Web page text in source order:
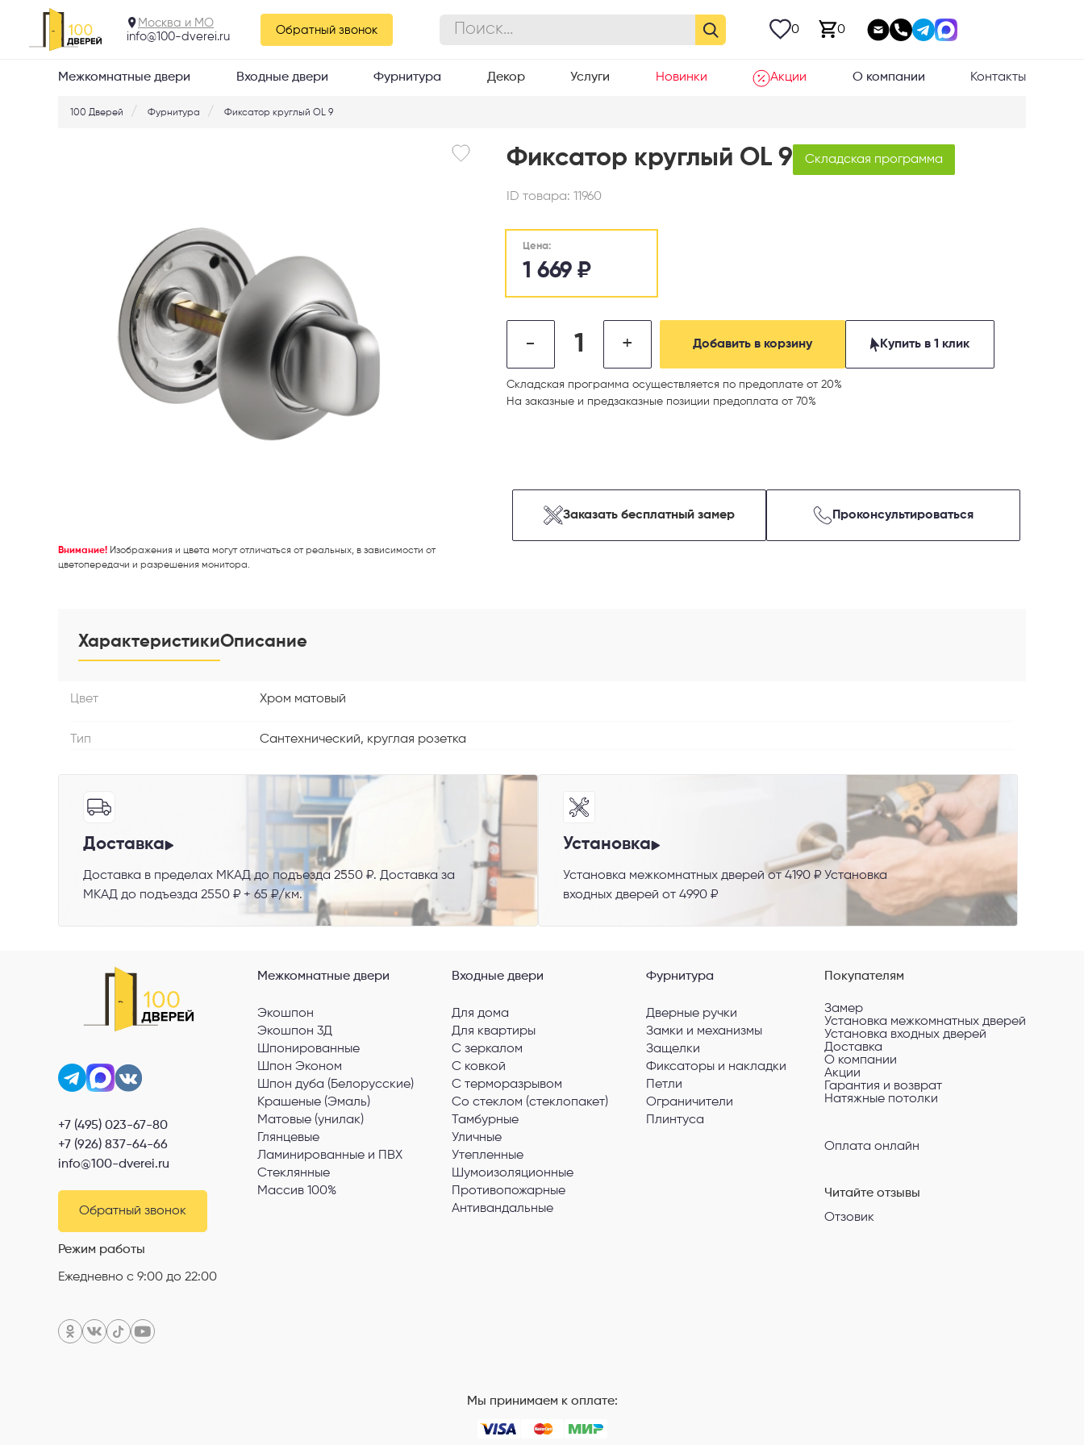
Москва и МО
info@100-dverei.ru
Обратный звонок 0 0
Межкомнатные двери Входные двери Фурнитура Декор Услуги Новинки Акции О компании Контакты
100 Дверей Фурнитура Фиксатор круглый OL 9
Внимание! Изображения и цвета могут отличаться от реальных, в зависимости от
цветопередачи и разрешения монитора.
Фиксатор круглый OL 9 Складская программа
ID товара: 11960
Цена:
1 669 ₽
- + Купить в 1 клик
Добавить в корзину
Складская программа осуществляется по предоплате от 20%
На заказные и предзаказные позиции предоплата от 70%
Заказать бесплатный замер Проконсультироваться
ХарактеристикиОписание
Цвет Хром матовый
Тип Сантехнический, круглая розетка
Доставка
Доставка в пределах МКАД до подъезда 2550 ₽. Доставка за
МКАД до подъезда 2550 ₽ + 65 ₽/км.
Установка
Установка межкомнатных дверей от 4190 ₽ Установка
входных дверей от 4990 ₽
+7 (495) 023-67-80
+7 (926) 837-64-66
info@100-dverei.ru
Обратный звонок
Режим работы
Ежедневно с 9:00 до 22:00
Межкомнатные двери
Экошпон
Экошпон 3Д
Шпонированные
Шпон Эконом
Шпон дуба (Белорусские)
Крашеные (Эмаль)
Матовые (унилак)
Глянцевые
Ламинированные и ПВХ
Стеклянные
Массив 100%
Входные двери
Для дома
Для квартиры
С зеркалом
С ковкой
С терморазрывом
Со стеклом (стеклопакет)
Тамбурные
Уличные
Утепленные
Шумоизоляционные
Противопожарные
Антивандальные
Фурнитура
Дверные ручки
Замки и механизмы
Защелки
Фиксаторы и накладки
Петли
Ограничители
Плинтуса
Покупателям
Замер
Установка межкомнатных дверей
Установка входных дверей
Доставка
О компании
Акции
Гарантия и возврат
Натяжные потолки
Оплата онлайн
Читайте отзывы
Отзовик
Мы принимаем к оплате:
Выберите способ связи
Перезвонить MAX